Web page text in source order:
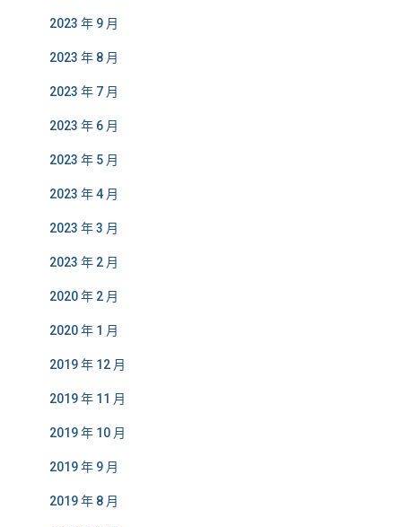
2023 年 9 月
2023 年 8 月
2023 年 7 月
2023 年 6 月
2023 年 5 月
2023 年 4 月
2023 年 3 月
2023 年 2 月
2020 年 2 月
2020 年 1 月
2019 年 12 月
2019 年 11 月
2019 年 10 月
2019 年 9 月
2019 年 8 月